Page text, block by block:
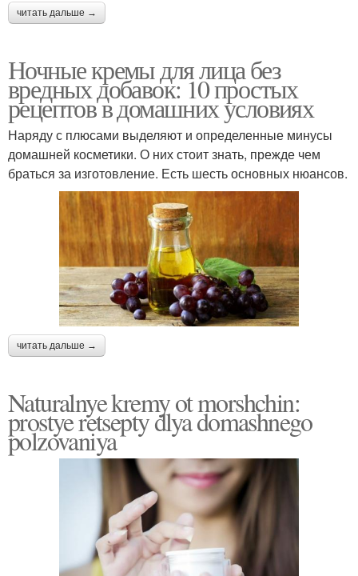
читать дальше →
Ночные кремы для лица без
вредных добавок: 10 простых
рецептов в домашних условиях
Наряду с плюсами выделяют и определенные минусы
домашней косметики. О них стоит знать, прежде чем
браться за изготовление. Есть шесть основных нюансов.
читать дальше →
Naturalnye kremy ot morshchin:
prostye retsepty dlya domashnego
polzovaniya